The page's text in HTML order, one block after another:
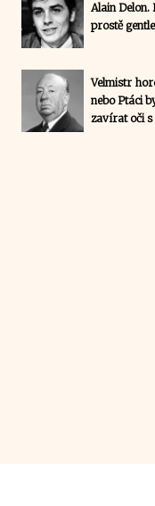
Alain Delon.
prostě
Velmistr
nebo Ptáci
zavírat oči s